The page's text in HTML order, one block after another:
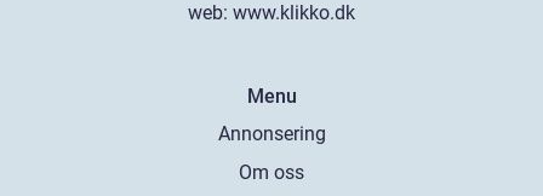
web: www.klikko.dk
Menu
Annonsering
Om oss